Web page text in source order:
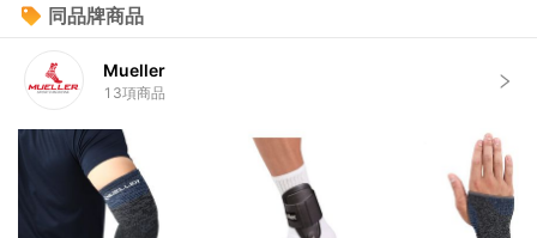
同品牌商品
Mueller
13項商品